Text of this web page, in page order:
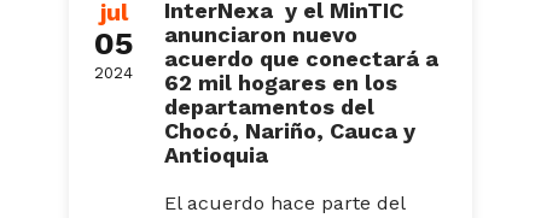
jul
05
2024
InterNexa y el MinTIC
anunciaron nuevo
acuerdo que conectará a
62 mil hogares en los
departamentos del
Chocó, Nariño, Cauca y
Antioquia
El acuerdo hace parte del